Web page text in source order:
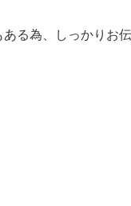
る為、しっかりお